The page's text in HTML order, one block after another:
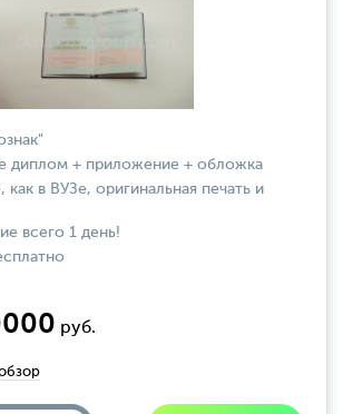
диплом + приложение + обложка
как в ВУЗе, оригинальная печать и
всего 1 день!
руб.